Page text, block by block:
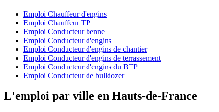
Emploi Chauffeur d'engins
Emploi Chauffeur TP
Emploi Conducteur benne
Emploi Conducteur d'engins
Emploi Conducteur d'engins de chantier
Emploi Conducteur d'engins de terrassement
Emploi Conducteur d'engins du BTP
Emploi Conducteur de bulldozer
L'emploi par ville en Hauts-de-France